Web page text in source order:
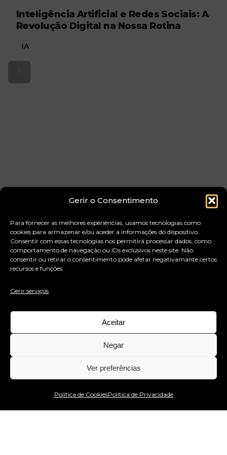
Gerir o Consentimento
Para fornecer as melhores experiências, usamos tecnologias como
cookies para armazenar e/ou aceder a informações do dispositivo.
Consentir com essas tecnologias nos permitirá processar dados, como
comportamento de navegação ou IDs exclusivos neste site. Não
consentir ou retirar o consentimento pode afetar negativamante certos
recursos e funções.
Gerir serviços
Aceitar
Negar
Ver preferências
Política de CookiesPolítica de Privacidade
Inteligência Artificial e Redes Sociais: A
Revolução Digital na Nossa Rotina
IA
1
(+351) 256 034 253
(+351) 932 483 260
geral@cubomagicodesign.pt
Rua Bispo Dom Florentino Andrade e Silva 73
4520-173, Santa Maria da Feira